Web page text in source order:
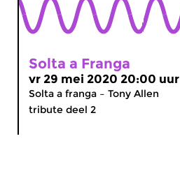
Solta a Franga
vr 29 mei 2020 20:00 uur
Solta a franga – Tony Allen
tribute deel 2